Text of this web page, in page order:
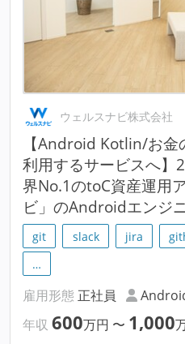
ウェルスナビ株式会社
【Android Kotlin/お
利用するサービスへ】
界No.1のtoC資産運用
ビ」のAndroidエンジ
git slack jira
…
雇用形態 正社員
年収 600万円 〜 1,000